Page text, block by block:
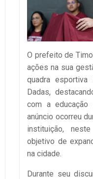
O prefeito de
ações na sua
quadra
Dadas,
com a educação
anúncio ocorreu
instituição,
objetivo de
na cidade.
Durante seu